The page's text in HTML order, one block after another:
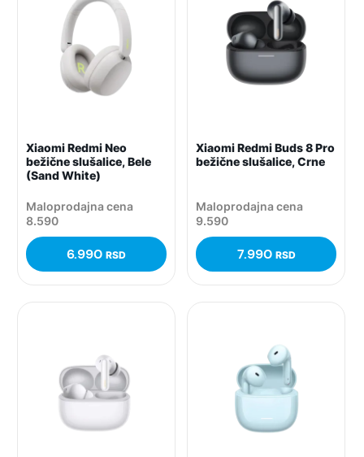
Xiaomi Redmi Neo
bežične slušalice, Bele
(Sand White)
Maloprodajna cena
8.590
6.990 RSD
Xiaomi Redmi Buds 8 Pro
bežične slušalice, Crne
Maloprodajna cena
9.590
7.990 RSD